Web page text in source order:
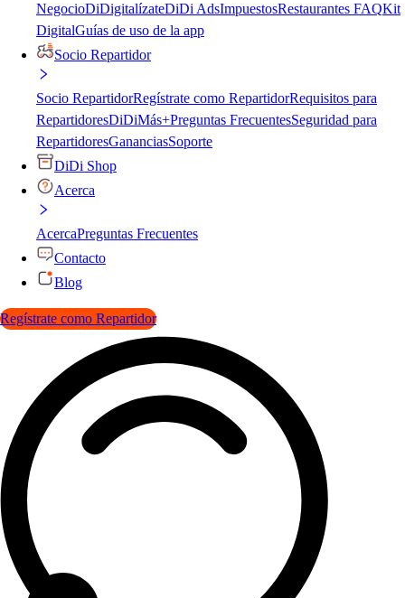
NegocioDiDigitalízateDiDi AdsImpuestosRestaurantes FAQKit
DigitalGuías de uso de la app
Socio Repartidor
Socio RepartidorRegístrate como RepartidorRequisitos para
RepartidoresDiDiMás+Preguntas FrecuentesSeguridad para
RepartidoresGananciasSoporte
DiDi Shop
Acerca
AcercaPreguntas Frecuentes
Contacto
Blog
Regístrate como Repartidor